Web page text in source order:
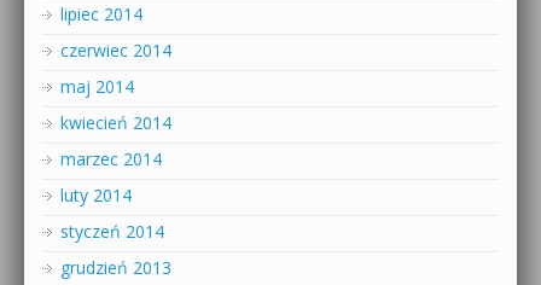
lipiec 2014
czerwiec 2014
maj 2014
kwiecień 2014
marzec 2014
luty 2014
styczeń 2014
grudzień 2013